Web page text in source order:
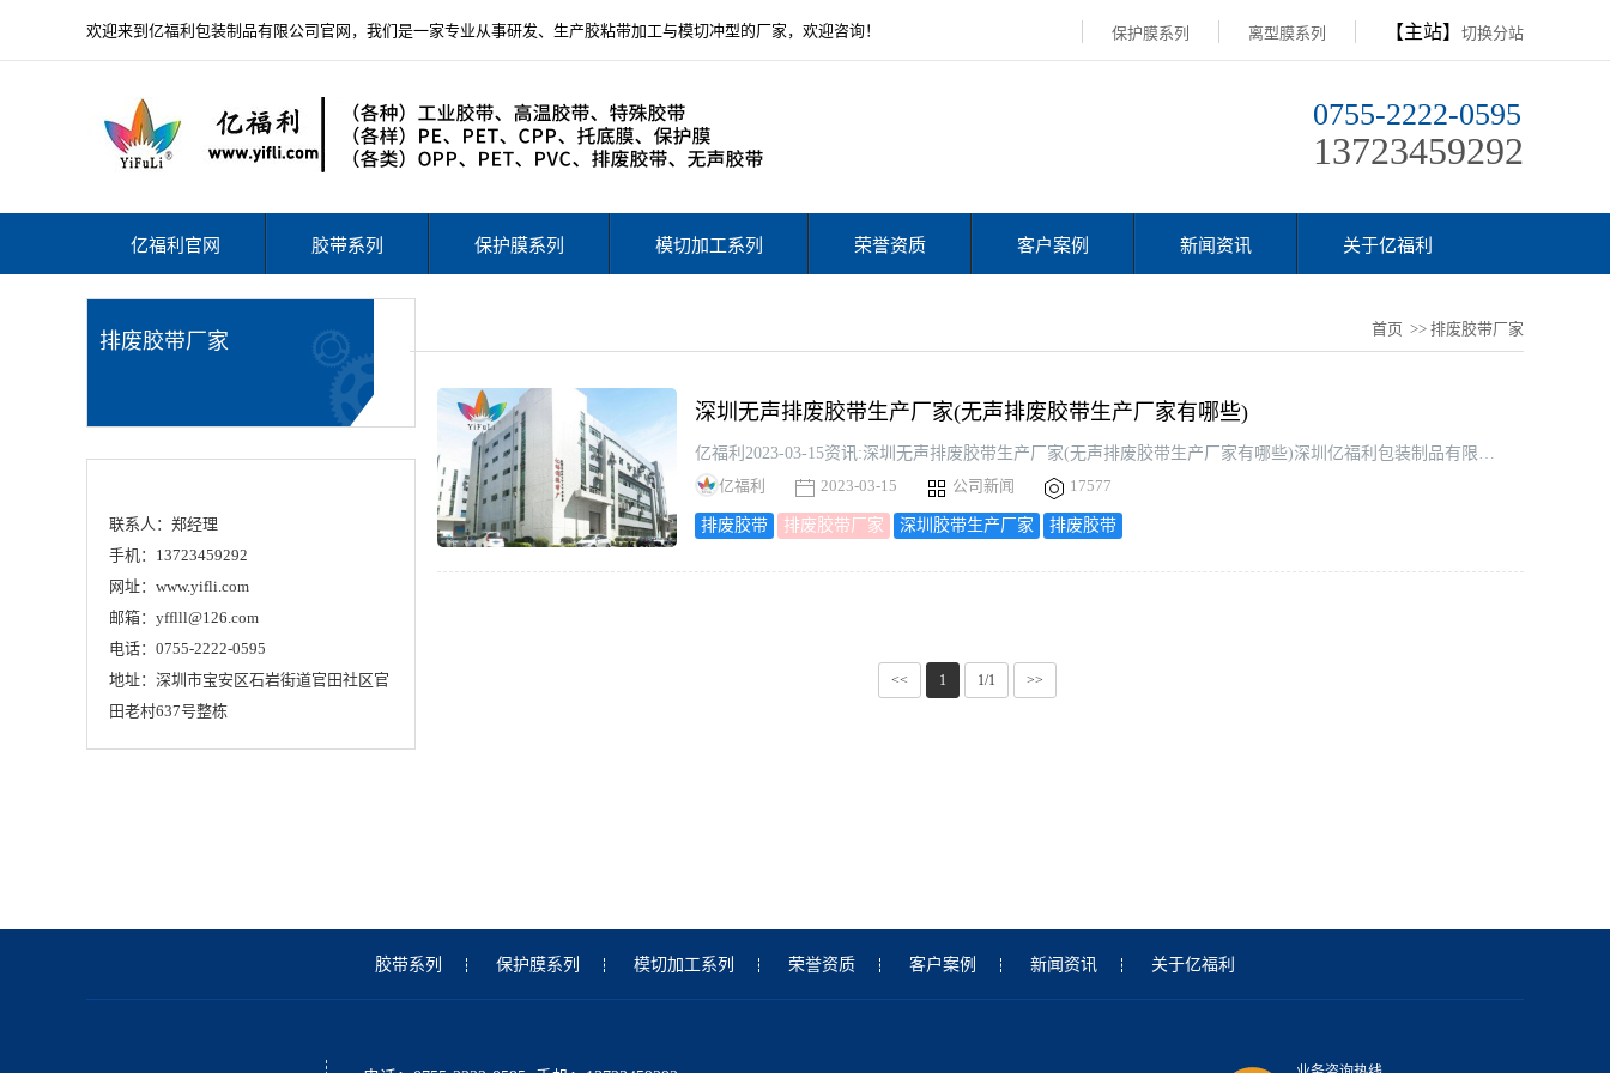
欢迎来到亿福利包装制品有限公司官网，我们是一家专业从事研发、生产胶粘带加工与模切冲型的厂家，欢迎咨询！ 保护膜系列 离型膜系列 【主站】 切换分站
0755-2222-0595
13723459292
亿福利官网 胶带系列 保护膜系列 模切加工系列 荣誉资质 客户案例 新闻资讯 关于亿福利
排废胶带厂家
联系人：郑经理
手机：13723459292
网址：www.yifli.com
邮箱：yfflll@126.com
电话：0755-2222-0595
地址：深圳市宝安区石岩街道官田社区官
田老村637号整栋
首页 >> 排废胶带厂家
深圳无声排废胶带生产厂家(无声排废胶带生产厂家有哪些)
亿福利2023-03-15资讯:深圳无声排废胶带生产厂家(无声排废胶带生产厂家有哪些)深圳亿福利包装制品有限公司是一家专业从事各种包装制品的研发、生产和销售的企业，成立于200···
亿福利
2023-03-15 公司新闻 17577
排废胶带 排废胶带厂家 深圳胶带生产厂家 排废胶带
<< 1 1/1 >>
胶带系列 保护膜系列 模切加工系列 荣誉资质 客户案例 新闻资讯 关于亿福利